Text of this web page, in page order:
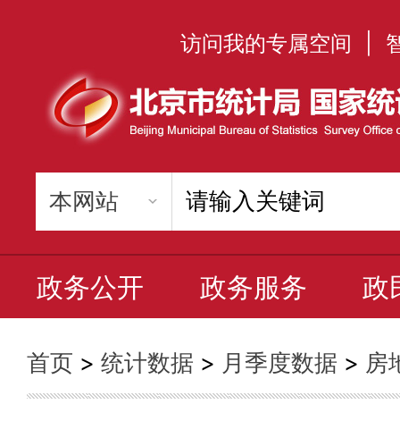
访问我的专属空间
政务公开 政务服务 政
首页 > 统计数据 > 月季度数据 > 房